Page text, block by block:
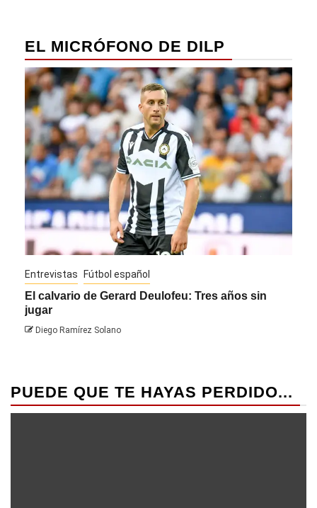
EL MICRÓFONO DE DILP
Entrevistas Fútbol español
El calvario de Gerard Deulofeu: Tres años sin
jugar
Diego Ramírez Solano
PUEDE QUE TE HAYAS PERDIDO...